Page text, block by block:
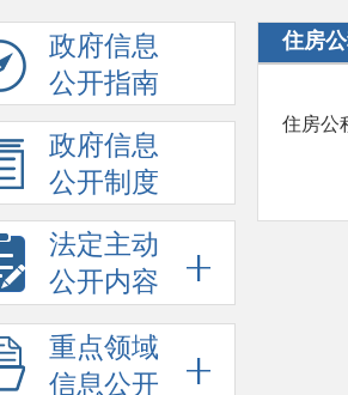
政府信息
公开指南
政府信息
公开制度
法定主动
公开内容
重点领域
信息公开
住房
住房公